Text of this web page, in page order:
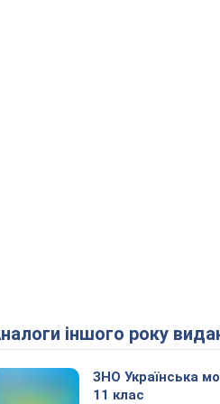
Аналоги іншого року
ЗНО Українська
11 клас